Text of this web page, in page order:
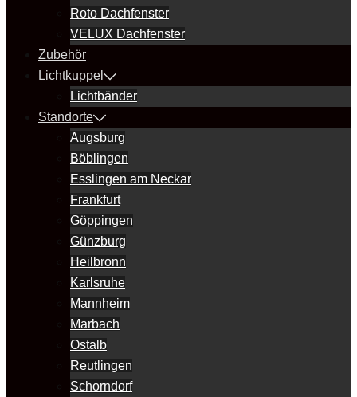
Roto Dachfenster
VELUX Dachfenster
Zubehör
Lichtkuppel
Lichtbänder
Standorte
Augsburg
Böblingen
Esslingen am Neckar
Frankfurt
Göppingen
Günzburg
Heilbronn
Karlsruhe
Mannheim
Marbach
Ostalb
Reutlingen
Schorndorf